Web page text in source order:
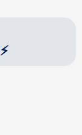
⚡